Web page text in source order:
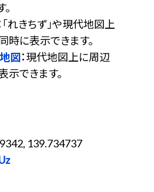
「れきちず」や現代地図上
時に表示できます。
図：現代地図上に周辺
示できます。
139.734737